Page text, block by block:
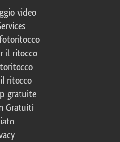
video
fotoritocco
il ritocco
il ritocco
gratuite
Gratuiti